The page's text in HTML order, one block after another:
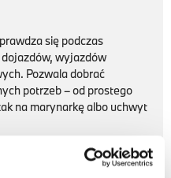
się podczas
wyjazdów
Pozwala dobrać
potrzeb – od prostego
na marynarkę albo uchwyt
stanowi podstawę